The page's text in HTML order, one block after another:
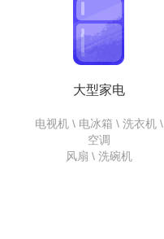
大型家电
电视机 \ 电冰箱 \ 洗衣机 \
空调
风扇 \ 洗碗机